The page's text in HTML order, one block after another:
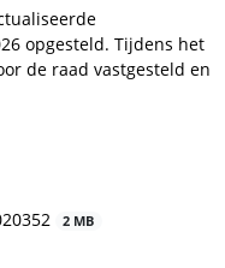
opgesteld. Tijdens het
de raad vastgesteld en
2 MB